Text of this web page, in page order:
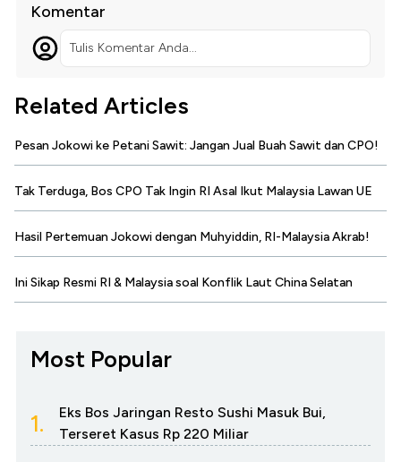
Komentar
Tulis Komentar Anda...
Related Articles
Pesan Jokowi ke Petani Sawit: Jangan Jual Buah Sawit dan CPO!
Tak Terduga, Bos CPO Tak Ingin RI Asal Ikut Malaysia Lawan UE
Hasil Pertemuan Jokowi dengan Muhyiddin, RI-Malaysia Akrab!
Ini Sikap Resmi RI & Malaysia soal Konflik Laut China Selatan
Most Popular
1.
Eks Bos Jaringan Resto Sushi Masuk Bui,
Terseret Kasus Rp 220 Miliar